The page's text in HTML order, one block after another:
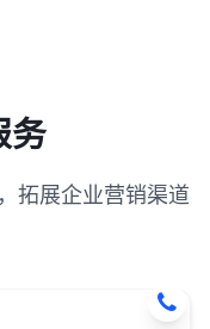
务
拓展企业营销渠道